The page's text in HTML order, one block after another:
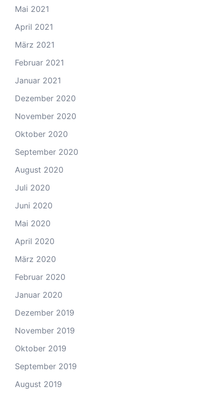
Mai 2021
April 2021
März 2021
Februar 2021
Januar 2021
Dezember 2020
November 2020
Oktober 2020
September 2020
August 2020
Juli 2020
Juni 2020
Mai 2020
April 2020
März 2020
Februar 2020
Januar 2020
Dezember 2019
November 2019
Oktober 2019
September 2019
August 2019